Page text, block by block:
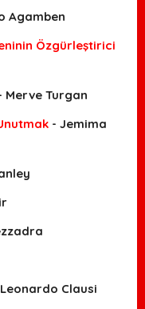
Agamben
Özgürleştirici
Merve Turgan
- Jemima
Clausi